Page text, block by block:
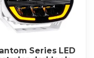
Series LED